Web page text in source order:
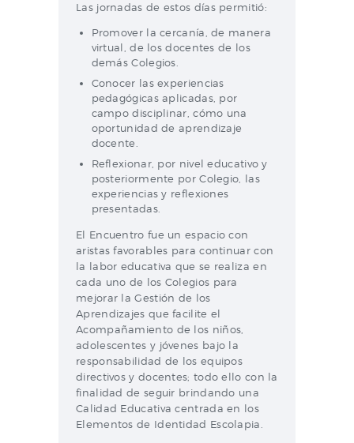
Las jornadas de estos días permitió:
Promover la cercanía, de manera
virtual, de los docentes de los
demás Colegios.
Conocer las experiencias
pedagógicas aplicadas, por
campo disciplinar, cómo una
oportunidad de aprendizaje
docente.
Reflexionar, por nivel educativo y
posteriormente por Colegio, las
experiencias y reflexiones
presentadas.
El Encuentro fue un espacio con
aristas favorables para continuar con
la labor educativa que se realiza en
cada uno de los Colegios para
mejorar la Gestión de los
Aprendizajes que facilite el
Acompañamiento de los niños,
adolescentes y jóvenes bajo la
responsabilidad de los equipos
directivos y docentes; todo ello con la
finalidad de seguir brindando una
Calidad Educativa centrada en los
Elementos de Identidad Escolapia.